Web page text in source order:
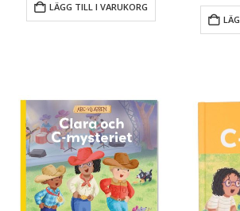
LÄGG TILL I VARUKORG